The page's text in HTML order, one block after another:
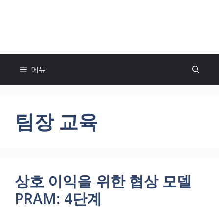
건
메뉴
팀장 교육
상호 이익을 위한 협상 모델
PRAM: 4단계